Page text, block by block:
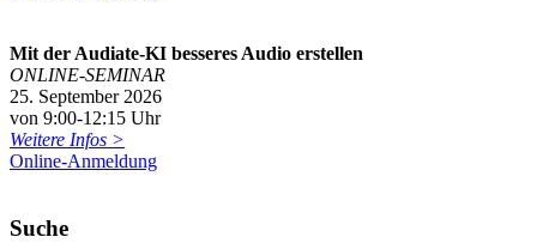
Mit der Audiate-KI besseres Audio erstellen
ONLINE-SEMINAR
25. September 2026
von 9:00-12:15 Uhr
Weitere Infos >
Online-Anmeldung
Suche